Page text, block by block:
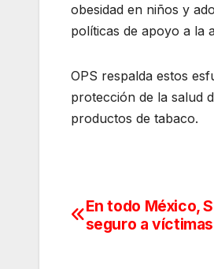
obesidad en niños y
políticas de apoyo a la
OPS respalda estos
protección de la salud
productos de tabaco.
Navegación
En todo México,
seguro a